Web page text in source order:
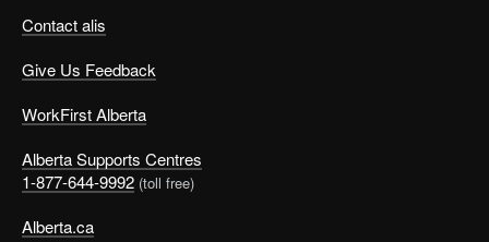
Contact alis
Give Us Feedback
WorkFirst Alberta
Alberta Supports Centres
1-877-644-9992 (toll free)
Alberta.ca